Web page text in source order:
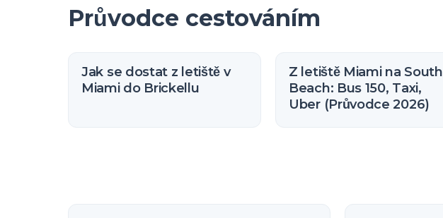
Průvodce cestováním
Jak se dostat z letiště v
Miami do Brickellu
Z letiště Miami na South
Beach: Bus 150, Taxi,
Uber (Průvodce 2026)